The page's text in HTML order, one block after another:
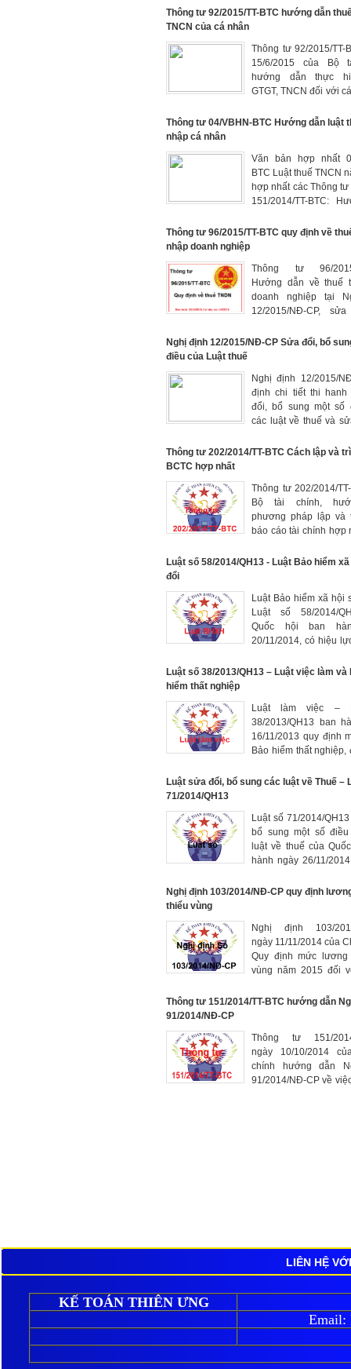
chỉnh thuế GTGT
Thông tư 92/2015/TT-BTC hướng dẫn
TNCN của cá nhân
Thông tư 92/2015/TT-
15/6/2015 của Bộ
hướng dẫn thực
GTGT, TNCN đối với
số nội dung của
12/02/2015
Thông tư 04/VBHN-BTC Hướng dẫn luật
nhập cá nhân
Văn bản hợp nhất
BTC Luật thuế TNCN
hợp nhất các Thông tư
151/2014/TT-BTC:
nhân
Thông tư 96/2015/TT-BTC quy định về
nhập doanh nghiệp
Thông tư 96/2015/
Hướng dẫn về thuế
doanh nghiệp tại
12/2015/NĐ-CP,
78/2014/TT-BTC, 151,
Nghị định 12/2015/NĐ-CP Sửa đổi, bổ
điều của Luật thuế
Nghị định 12/2015/
định chi tiết thi hanh
đổi, bổ sung một số
các luật về thuế và
định về thuế
Thông tư 202/2014/TT-BTC Cách lập và
BCTC hợp nhất
Thông tư 202/2014/
Bộ tài chính,
phương pháp lập và
báo cáo tài chính hợp
Luật số 58/2014/QH13 - Luật Bảo hiểm
đổi
Luật Bảo hiểm xã hội
Luật số 58/2014/
Quốc hội ban
20/11/2014, có hiệu
Luật số 38/2013/QH13 – Luật việc làm và
hiểm thất nghiệp
Luật làm việc –
38/2013/QH13 ban
16/11/2013 quy định
Bảo hiểm thất nghiệp,
việc làm, thông tin thị
Luật sửa đổi, bổ sung các luật về Thuế –
71/2014/QH13
Luật số 71/2014/
bổ sung một số
luật về thuế của
hành ngày 26/11/
Nghị định 103/2014/NĐ-CP quy định
thiểu vùng
Nghị định 103/
ngày 11/11/2014 của
Quy định mức lương
vùng năm 2015 đối
nghiệp, cơ quan có
Thông tư 151/2014/TT-BTC hướng dẫn
91/2014/NĐ-CP
Thông tư 151/
ngày 10/10/2014
chính hướng dẫn
91/2014/NĐ-CP về
LIÊN HỆ
KẾ TOÁN THIÊN ƯNG
Email: